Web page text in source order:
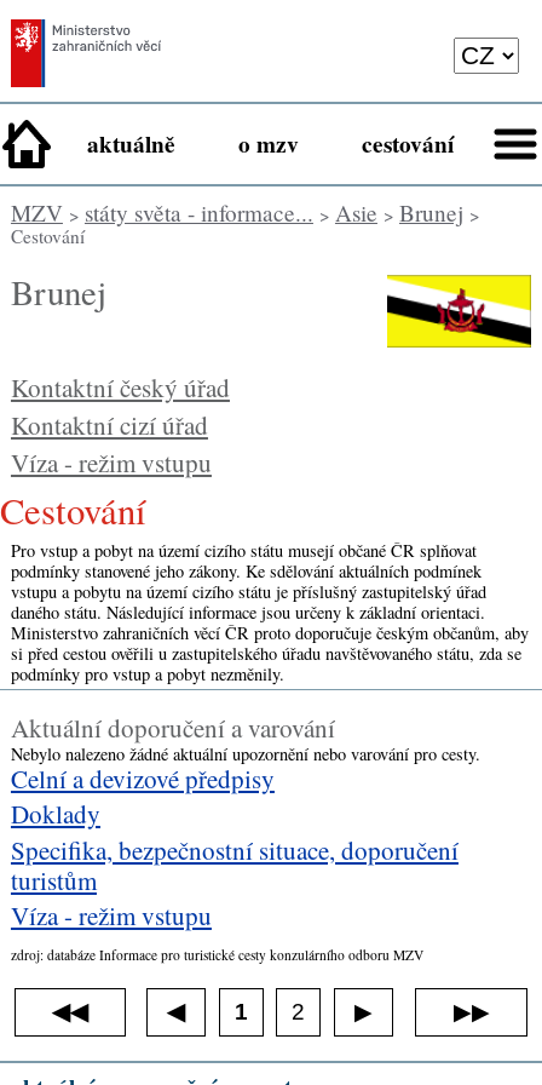
aktuálně o mzv cestování
MZV> státy světa - informace... > Asie > Brunej >
Cestování
Brunej
Kontaktní český úřad
Kontaktní cizí úřad
Víza - režim vstupu
cestování
Pro vstup a pobyt na území cizího státu musejí občané ČR splňovat
podmínky stanovené jeho zákony. Ke sdělování aktuálních podmínek
vstupu a pobytu na území cizího státu je příslušný zastupitelský úřad
daného státu. Následující informace jsou určeny k základní orientaci.
Ministerstvo zahraničních věcí ČR proto doporučuje českým občanům, aby
si před cestou ověřili u zastupitelského úřadu navštěvovaného státu, zda se
podmínky pro vstup a pobyt nezměnily.
Aktuální doporučení a varování
Nebylo nalezeno žádné aktuální upozornění nebo varování pro cesty.
Celní a devizové předpisy
Doklady
Specifika, bezpečnostní situace, doporučení
turistům
Víza - režim vstupu
zdroj: databáze Informace pro turistické cesty konzulárního odboru MZV
◀◀ ◀ 1 2 ▶ ▶▶